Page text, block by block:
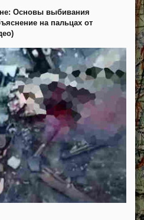
Основы выбивания
на пальцах от